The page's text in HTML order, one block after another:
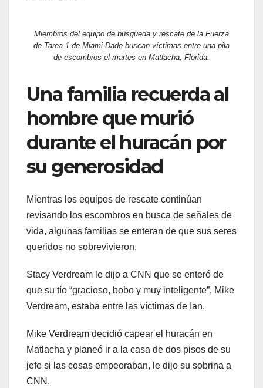
Miembros del equipo de búsqueda y rescate de la Fuerza
de Tarea 1 de Miami-Dade buscan víctimas entre una pila
de escombros el martes en Matlacha, Florida.
Una familia recuerda al
hombre que murió
durante el huracán por
su generosidad
Mientras los equipos de rescate continúan
revisando los escombros en busca de señales de
vida, algunas familias se enteran de que sus seres
queridos no sobrevivieron.
Stacy Verdream le dijo a CNN que se enteró de
que su tío “gracioso, bobo y muy inteligente”, Mike
Verdream, estaba entre las víctimas de Ian.
Mike Verdream decidió capear el huracán en
Matlacha y planeó ir a la casa de dos pisos de su
jefe si las cosas empeoraban, le dijo su sobrina a
CNN.